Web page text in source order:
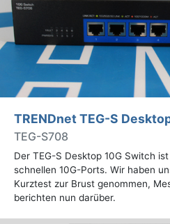
TRENDnet TEG-S
TEG-S708
Der TEG-S Desktop 10G Switch
schnellen 10G-Ports. Wir haben
Kurztest zur Brust genommen,
berichten nun darüber.